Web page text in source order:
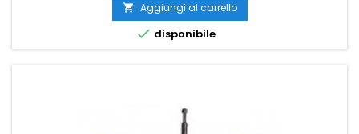
 Aggiungi al carrello
 disponibile